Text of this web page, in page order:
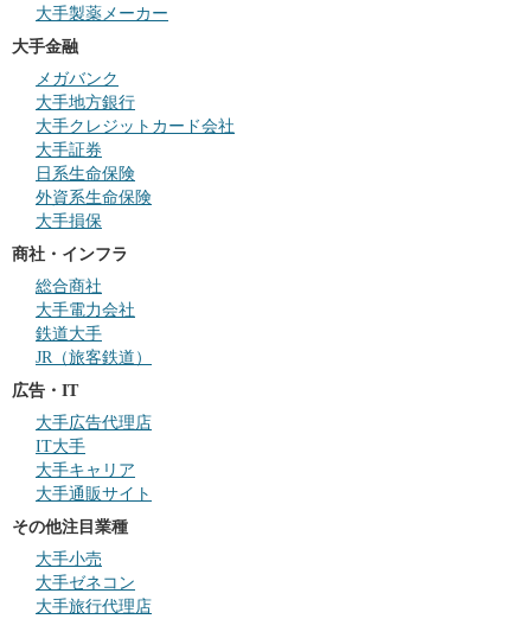
大手製薬メーカー
大手金融
メガバンク
大手地方銀行
大手クレジットカード会社
大手証券
日系生命保険
外資系生命保険
大手損保
商社・インフラ
総合商社
大手電力会社
鉄道大手
JR（旅客鉄道）
広告・IT
大手広告代理店
IT大手
大手キャリア
大手通販サイト
その他注目業種
大手小売
大手ゼネコン
大手旅行代理店